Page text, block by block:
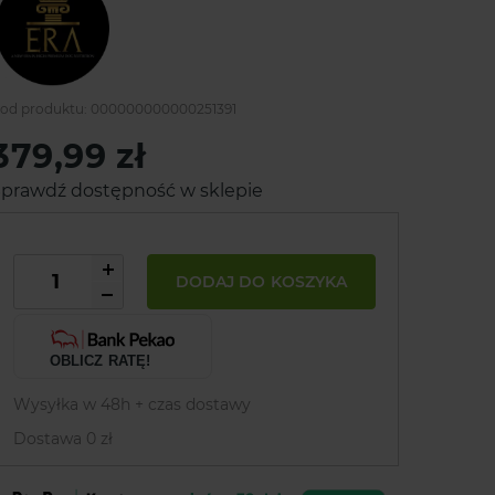
produktu: 000000000000251391
zł
dostępność w sklepie
DODAJ DO KOSZYKA
OBLICZ RATĘ!
Wysyłka w 48h + czas dostawy
Dostawa 0 zł